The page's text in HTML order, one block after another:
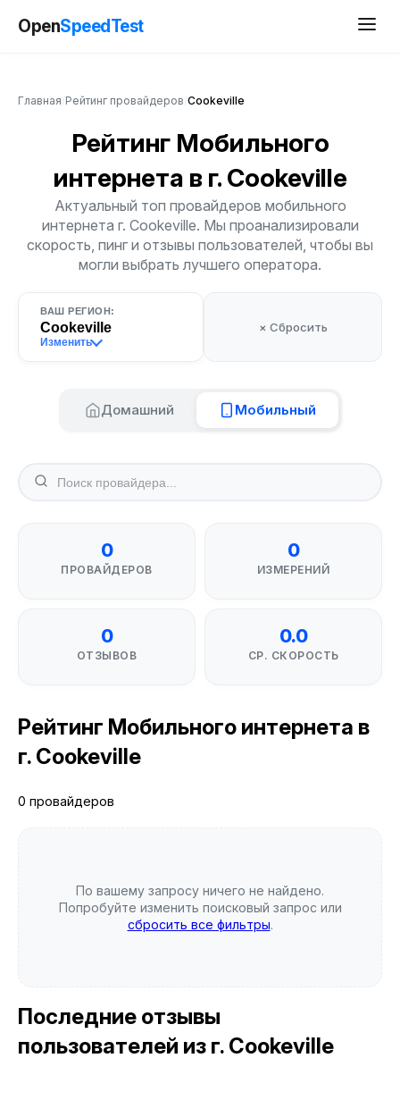
OpenSpeedTest
Главная Рейтинг провайдеров Cookeville
Рейтинг Мобильного
интернета в г. Cookeville
Актуальный топ провайдеров мобильного
интернета г. Cookeville. Мы проанализировали
скорость, пинг и отзывы пользователей, чтобы вы
могли выбрать лучшего оператора.
ВАШ РЕГИОН:
Cookeville
Изменить
× Сбросить
Домашний Мобильный
0
ПРОВАЙДЕРОВ
0
ИЗМЕРЕНИЙ
0
ОТЗЫВОВ
0.0
СР. СКОРОСТЬ
Рейтинг Мобильного интернета в
г. Cookeville
0 провайдеров
По вашему запросу ничего не найдено.
Попробуйте изменить поисковый запрос или
сбросить все фильтры.
Последние отзывы
пользователей из г. Cookeville